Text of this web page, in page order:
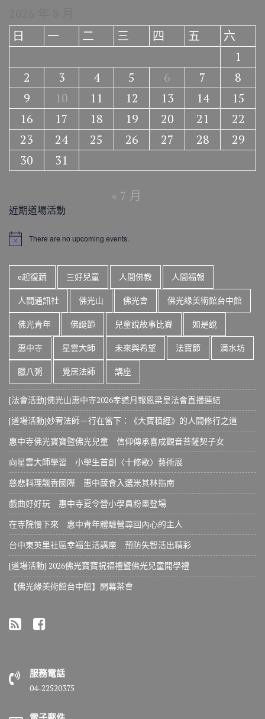
日
一 二 三 四 五
六
1
2
3 4 5 6 7
8
9
10 11 12 13 14
15
16
17 18 19 20 21
22
23
24 25 26 27 28
29
30
31
« 7 月
近期道場活動
N
e
There are no upcoming events.
e起復蔬 三好兒童 人間佛教 人間福報
人間通訊社 佛光山 佛光會 佛光緣美術館台中館
佛光青年 佛誕節 兒童說故事比賽 如是說
惠中寺 星雲大師 未來與希望 法寶節 滴水坊
臘八粥 覺居法師 講座
[法會活動]佛光山惠中寺2026孝道月報恩梁皇法會直播連結
[道場活動]妙宥法師－行在當下：《大寶積經》的人間修行之道
惠中寺佛光寶寶暨佛光兒童 信仰傳承喜成觀音菩薩契子女
向星雲大師學習 小學生首創〈十修歌〉藝術展
慈悲料理飄香國際 惠中蔬食入選米其林指南
戲曲好好玩 惠中寺夏令營小學員粉墨登場
在寺院慢下來 惠中青年體驗營尋回內心的主人
台中東英里社區幸福生活講座 預防失智活出精彩
[道場活動] 2026佛光寶寶祝福禮暨佛光兒童開學禮
【佛光緣美術館台中館】開幕茶會
服務電話
04-22520375